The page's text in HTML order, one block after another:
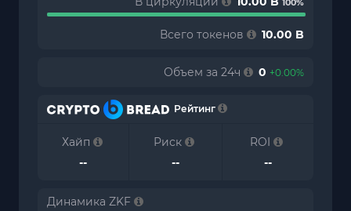
Всего токенов 10.00 B
Объем за 24ч 0 +0.00%
Рейтинг
Хайп
--
Риск
--
ROI
--
Динамика ZKF